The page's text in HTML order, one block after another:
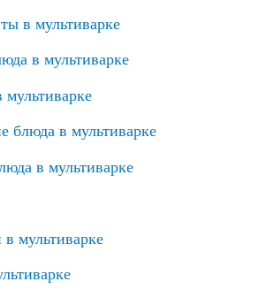
в мультиварке
в мультиварке
блюда в мультиварке
в мультиварке
в мультиварке